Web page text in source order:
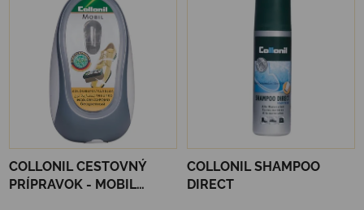
COLLONIL CESTOVNÝ
PRÍPRAVOK - MOBIL
COLLONIL SHAMPOO
DIRECT